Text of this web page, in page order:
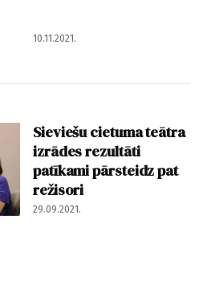
10.11.2021.
Sieviešu cietuma teātra
izrādes rezultāti
patīkami pārsteidz pat
režisori
29.09.2021.